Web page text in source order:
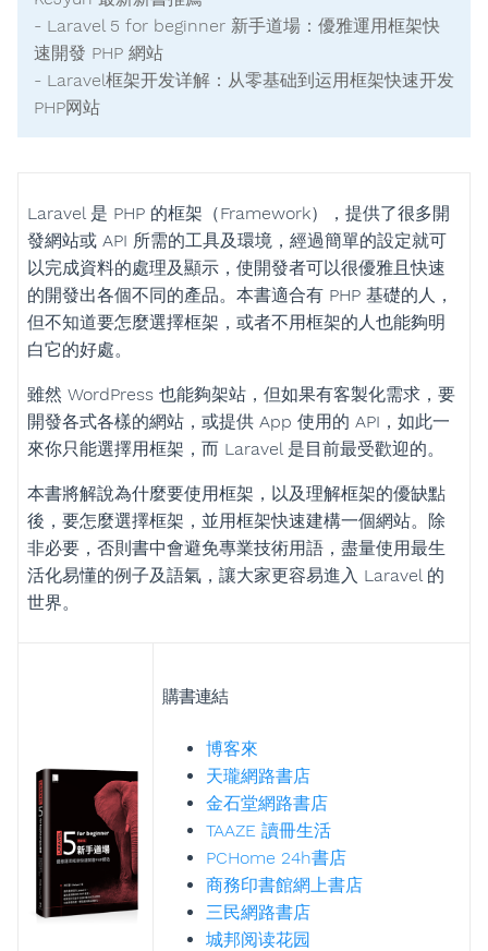
- Laravel 5 for beginner 新手道場：優雅運用框架快
速開發 PHP 網站
- Laravel框架开发详解：从零基础到运用框架快速开发
PHP网站
Laravel 是 PHP 的框架（Framework），提供了很多開
發網站或 API 所需的工具及環境，經過簡單的設定就可
以完成資料的處理及顯示，使開發者可以很優雅且快速
的開發出各個不同的產品。本書適合有 PHP 基礎的人，
但不知道要怎麼選擇框架，或者不用框架的人也能夠明
白它的好處。
雖然 WordPress 也能夠架站，但如果有客製化需求，要
開發各式各樣的網站，或提供 App 使用的 API，如此一
來你只能選擇用框架，而 Laravel 是目前最受歡迎的。
本書將解說為什麼要使用框架，以及理解框架的優缺點
後，要怎麼選擇框架，並用框架快速建構一個網站。除
非必要，否則書中會避免專業技術用語，盡量使用最生
活化易懂的例子及語氣，讓大家更容易進入 Laravel 的
世界。
購書連結
博客來
天瓏網路書店
金石堂網路書店
TAAZE 讀冊生活
PCHome 24h書店
商務印書館網上書店
三民網路書店
城邦阅读花园